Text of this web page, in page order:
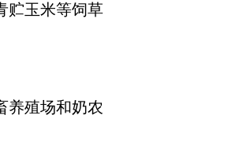
贮玉米等饲草
养殖场和奶农